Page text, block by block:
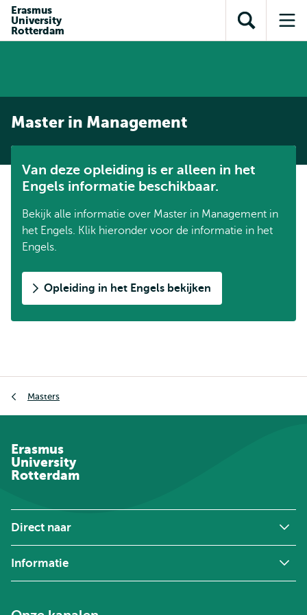
inhoud
Direct naar
subnavigatie
Erasmus
University
Rotterdam
Toon
zoekveld
Master in Management
Van deze opleiding is er alleen in het
Engels informatie beschikbaar.
Bekijk alle informatie over Master in Management in
het Engels. Klik hieronder voor de informatie in het
Engels.
Opleiding in het Engels bekijken
Masters
Erasmus
University
Rotterdam
Direct naar
Informatie